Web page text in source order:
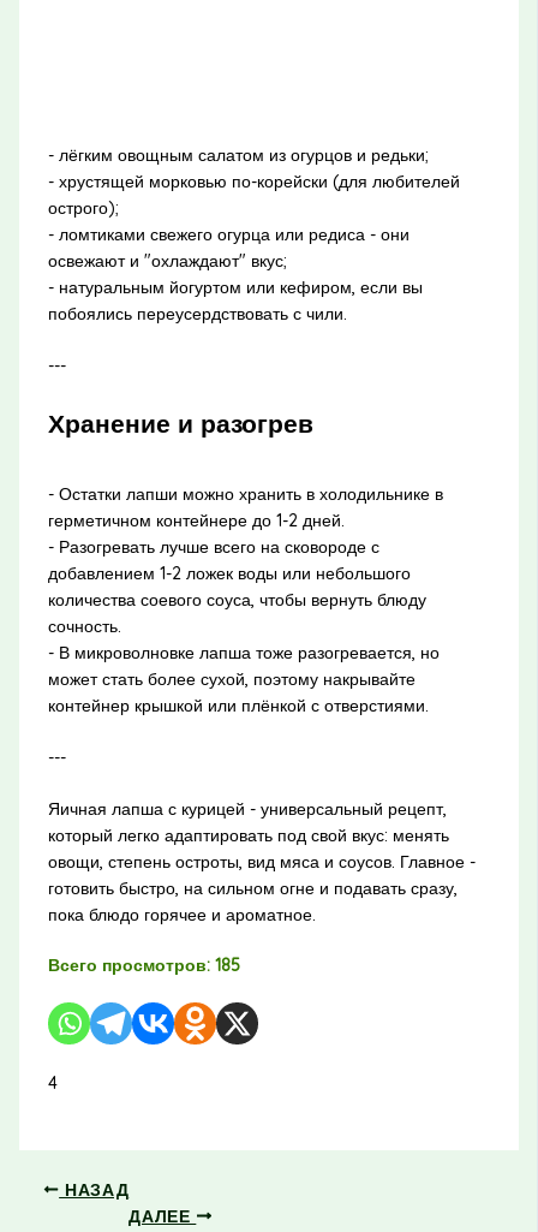
- лёгким овощным салатом из огурцов и редьки;
- хрустящей морковью по-корейски (для любителей
острого);
- ломтиками свежего огурца или редиса - они
освежают и "охлаждают" вкус;
- натуральным йогуртом или кефиром, если вы
побоялись переусердствовать с чили.
---
Хранение и разогрев
- Остатки лапши можно хранить в холодильнике в
герметичном контейнере до 1-2 дней.
- Разогревать лучше всего на сковороде с
добавлением 1-2 ложек воды или небольшого
количества соевого соуса, чтобы вернуть блюду
сочность.
- В микроволновке лапша тоже разогревается, но
может стать более сухой, поэтому накрывайте
контейнер крышкой или плёнкой с отверстиями.
---
Яичная лапша с курицей - универсальный рецепт,
который легко адаптировать под свой вкус: менять
овощи, степень остроты, вид мяса и соусов. Главное -
готовить быстро, на сильном огне и подавать сразу,
пока блюдо горячее и ароматное.
Всего просмотров: 185
4
НАЗАД
ДАЛЕЕ